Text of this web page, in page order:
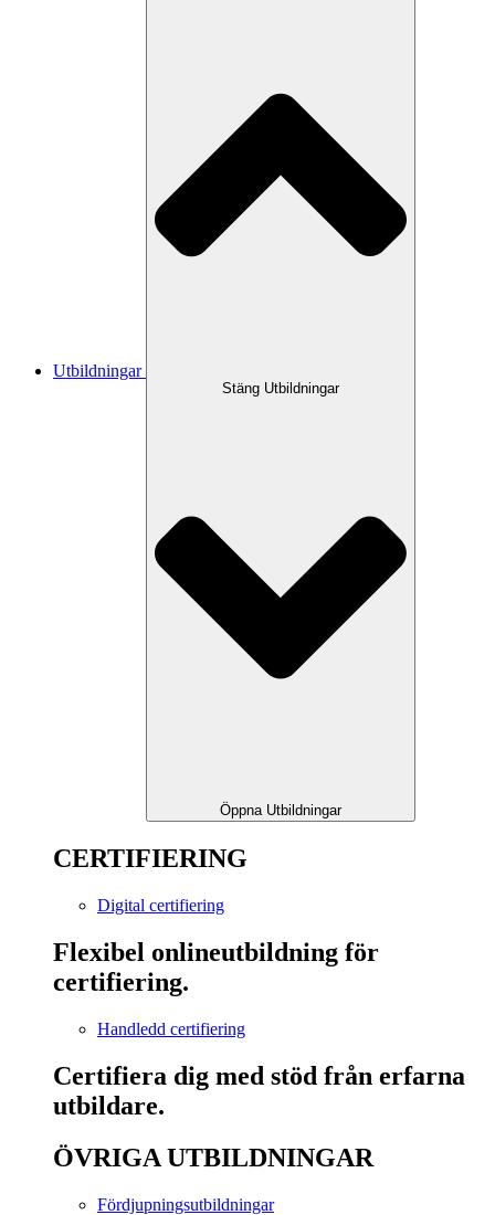
Utbildningar
Stäng Utbildningar
Öppna Utbildningar
CERTIFIERING
Digital certifiering
Flexibel onlineutbildning för
certifiering.
Handledd certifiering
Certifiera dig med stöd från erfarna
utbildare.
ÖVRIGA UTBILDNINGAR
Fördjupningsutbildningar